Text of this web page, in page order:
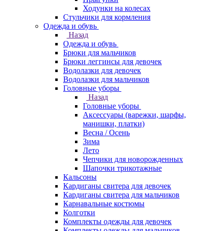
Ходунки на колесах
Стульчики для кормления
Одежда и обувь
Назад
Одежда и обувь
Брюки для мальчиков
Брюки леггинсы для девочек
Водолазки для девочек
Водолазки для мальчиков
Головные уборы
Назад
Головные уборы
Аксессуары (варежки, шарфы,
манишки, платки)
Весна / Осень
Зима
Лето
Чепчики для новорожденных
Шапочки трикотажные
Кальсоны
Кардиганы свитера для девочек
Кардиганы свитера для мальчиков
Карнавальные костюмы
Колготки
Комплекты одежды для девочек